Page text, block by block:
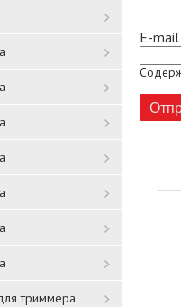
триммера
E-mail